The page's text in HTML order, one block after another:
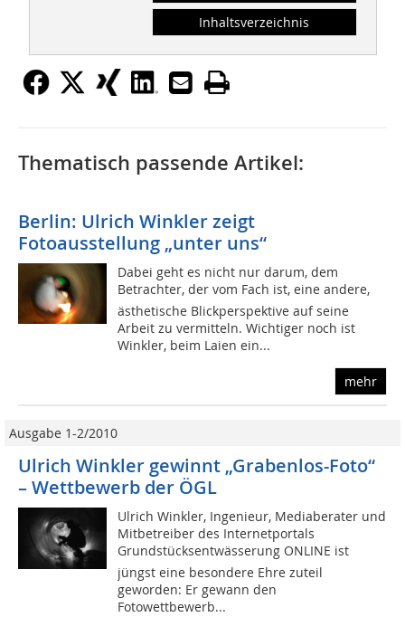
Inhaltsverzeichnis
Thematisch passende Artikel:
Berlin: Ulrich Winkler zeigt
Fotoausstellung „unter uns“
Dabei geht es nicht nur darum, dem
Betrachter, der vom Fach ist, eine andere,
ästhetische Blickperspektive auf seine
Arbeit zu vermitteln. Wichtiger noch ist
Winkler, beim Laien ein...
mehr
Ausgabe 1-2/2010
Ulrich Winkler gewinnt „Grabenlos-Foto“
– Wettbewerb der ÖGL
Ulrich Winkler, Ingenieur, Mediaberater und
Mitbetreiber des Internetportals
Grundstücksentwässerung ONLINE ist
jüngst eine besondere Ehre zuteil
geworden: Er gewann den
Fotowettbewerb...